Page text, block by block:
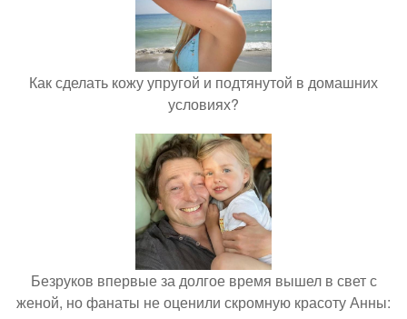
Как сделать кожу упругой и подтянутой в домашних
условиях?
Безруков впервые за долгое время вышел в свет с
женой, но фанаты не оценили скромную красоту Анны: